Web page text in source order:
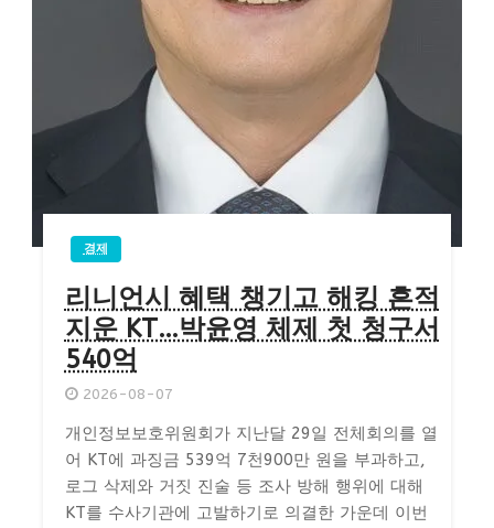
경제
리니언시 혜택 챙기고 해킹 흔적
지운 KT…박윤영 체제 첫 청구서
540억
2026-08-07
개인정보보호위원회가 지난달 29일 전체회의를 열
어 KT에 과징금 539억 7천900만 원을 부과하고,
로그 삭제와 거짓 진술 등 조사 방해 행위에 대해
KT를 수사기관에 고발하기로 의결한 가운데 이번